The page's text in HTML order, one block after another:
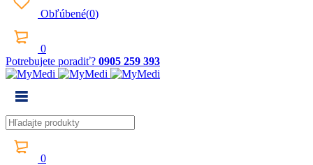
Obľúbené(0)
0
Potrebujete poradiť? 0905 259 393
0